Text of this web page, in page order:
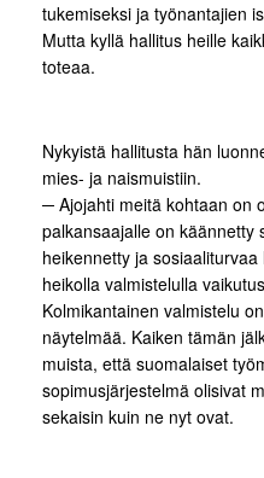
tukemiseksi ja työnantajien
Mutta kyllä hallitus heille
toteaa.
Nykyistä hallitusta hän
mies- ja naismuistiin.
─ Ajojahti meitä kohtaan on
palkansaajalle on käännetty
heikennetty ja
heikolla valmistelulla
Kolmikantainen valmistelu
näytelmää. Kaiken tämän
muista, että suomalaiset
sopimusjärjestelmä olisivat
sekaisin kuin ne nyt ovat.